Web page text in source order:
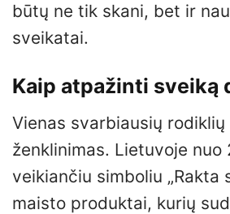
būtų ne tik skani, bet ir
sveikatai.
Kaip atpažinti sveiką
Vienas svarbiausių
ženklinimas. Lietuvoje nuo
veikiančiu simboliu „Rakta
maisto produktai, kurių